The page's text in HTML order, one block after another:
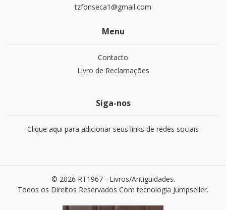
tzfonseca1@gmail.com
Menu
Contacto
Livro de Reclamações
Siga-nos
Clique aqui para adicionar seus links de redes sociais
© 2026 RT1967 - Livros/Antiguidades.
Todos os Direitos Reservados Com tecnologia Jumpseller.